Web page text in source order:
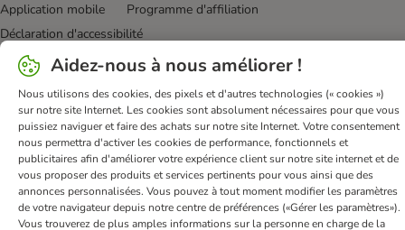
Application mobile
Programme d'affiliation
Déclaration d'accessibilité
bitiba GmbH 2026
Aidez-nous à nous améliorer !
Nous utilisons des cookies, des pixels et d'autres technologies (« cookies »)
sur notre site Internet. Les cookies sont absolument nécessaires pour que vous
puissiez naviguer et faire des achats sur notre site Internet. Votre consentement
nous permettra d'activer les cookies de performance, fonctionnels et
publicitaires afin d'améliorer votre expérience client sur notre site internet et de
vous proposer des produits et services pertinents pour vous ainsi que des
annonces personnalisées. Vous pouvez à tout moment modifier les paramètres
de votre navigateur depuis notre centre de préférences («Gérer les paramètres»).
Vous trouverez de plus amples informations sur la personne en charge de la